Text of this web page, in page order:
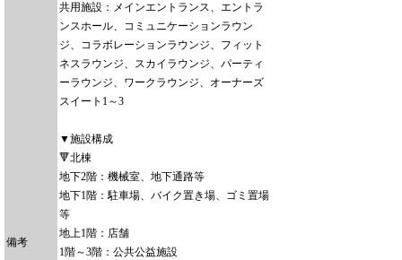
備考
共用施設：メインエントランス、エントラ
ンスホール、コミュニケーションラウン
ジ、コラボレーションラウンジ、フィット
ネスラウンジ、スカイラウンジ、パーティ
ーラウンジ、ワークラウンジ、オーナーズ
スイート1～3
▼施設構成
🔻北棟
地下2階：機械室、地下通路等
地下1階：駐車場、バイク置き場、ゴミ置場
等
地上1階：店舗
1階～3階：公共公益施設